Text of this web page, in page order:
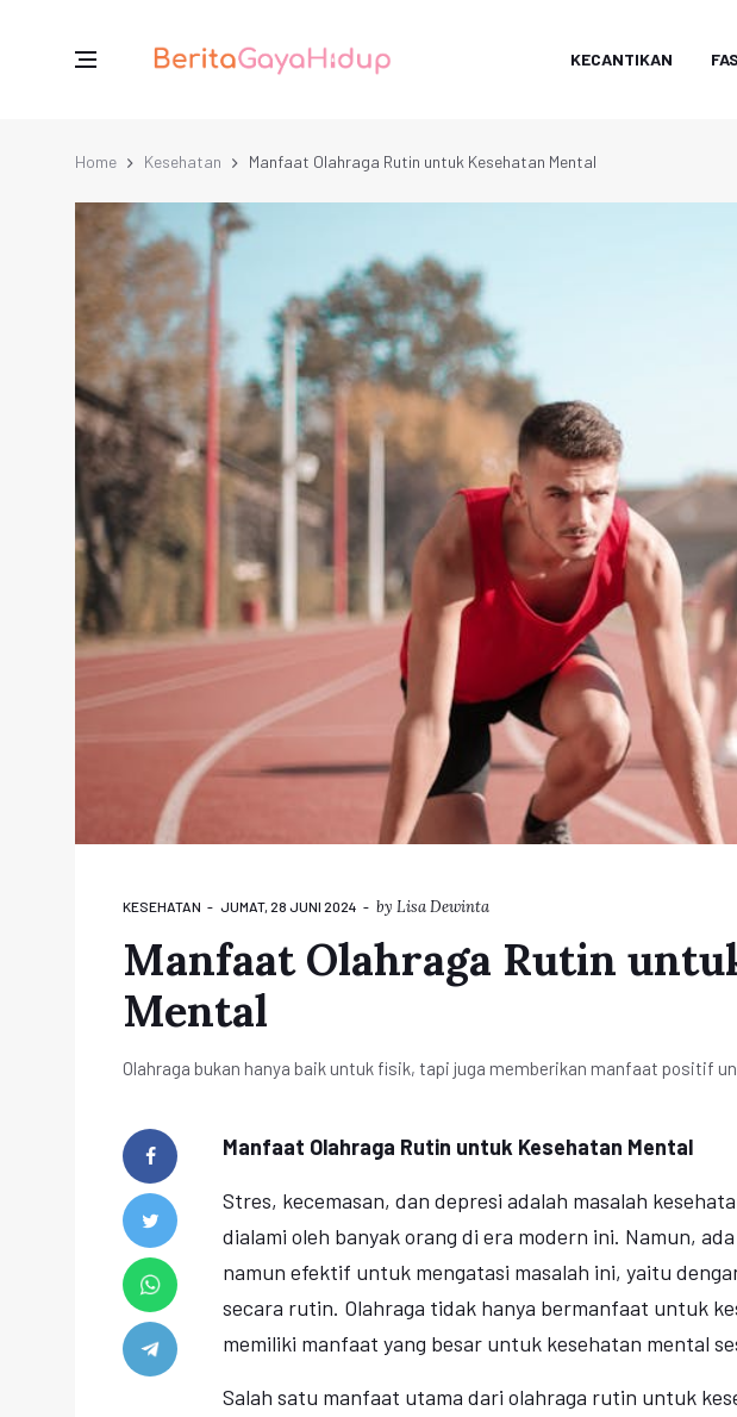
KECANTIKAN
Home Kesehatan Manfaat Olahraga Rutin untuk Kesehatan Mental
KESEHATAN JUMAT, 28 JUNI 2024 by Lisa Dewinta
Manfaat Olahraga Rutin
Mental
Olahraga bukan hanya baik untuk fisik, tapi juga memberikan manfaat positif
Manfaat Olahraga Rutin untuk Kesehatan Mental
Stres, kecemasan, dan depresi adalah masalah
dialami oleh banyak orang di era modern ini. Namun,
namun efektif untuk mengatasi masalah ini, yaitu
secara rutin. Olahraga tidak hanya bermanfaat untuk
memiliki manfaat yang besar untuk kesehatan mental
Salah satu manfaat utama dari olahraga rutin untuk